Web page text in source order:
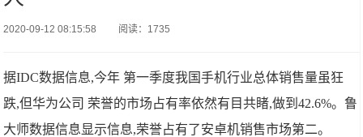
2020-09-12 08:15:58 阅读：1735
据IDC数据信息,今年 第一季度我国手机行业总体销售量虽狂
跌,但华为公司 荣誉的市场占有率依然有目共睹,做到42.6%。鲁
大师数据信息显示信息,荣誉占有了安卓机销售市场第二。